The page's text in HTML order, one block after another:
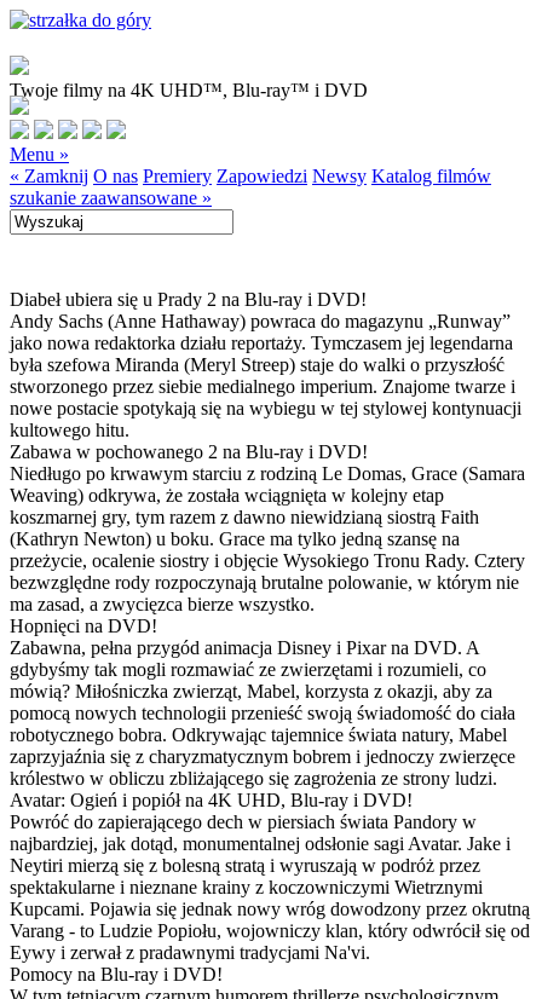
Twoje filmy na 4K UHD™, Blu-ray™ i DVD
Menu »
« Zamknij O nas Premiery Zapowiedzi Newsy Katalog filmów
szukanie zaawansowane »
Diabeł ubiera się u Prady 2 na Blu-ray i DVD!
Andy Sachs (Anne Hathaway) powraca do magazynu „Runway”
jako nowa redaktorka działu reportaży. Tymczasem jej legendarna
była szefowa Miranda (Meryl Streep) staje do walki o przyszłość
stworzonego przez siebie medialnego imperium. Znajome twarze i
nowe postacie spotykają się na wybiegu w tej stylowej kontynuacji
kultowego hitu.
Zabawa w pochowanego 2 na Blu-ray i DVD!
Niedługo po krwawym starciu z rodziną Le Domas, Grace (Samara
Weaving) odkrywa, że została wciągnięta w kolejny etap
koszmarnej gry, tym razem z dawno niewidzianą siostrą Faith
(Kathryn Newton) u boku. Grace ma tylko jedną szansę na
przeżycie, ocalenie siostry i objęcie Wysokiego Tronu Rady. Cztery
bezwzględne rody rozpoczynają brutalne polowanie, w którym nie
ma zasad, a zwycięzca bierze wszystko.
Hopnięci na DVD!
Zabawna, pełna przygód animacja Disney i Pixar na DVD. A
gdybyśmy tak mogli rozmawiać ze zwierzętami i rozumieli, co
mówią? Miłośniczka zwierząt, Mabel, korzysta z okazji, aby za
pomocą nowych technologii przenieść swoją świadomość do ciała
robotycznego bobra. Odkrywając tajemnice świata natury, Mabel
zaprzyjaźnia się z charyzmatycznym bobrem i jednoczy zwierzęce
królestwo w obliczu zbliżającego się zagrożenia ze strony ludzi.
Avatar: Ogień i popiół na 4K UHD, Blu-ray i DVD!
Powróć do zapierającego dech w piersiach świata Pandory w
najbardziej, jak dotąd, monumentalnej odsłonie sagi Avatar. Jake i
Neytiri mierzą się z bolesną stratą i wyruszają w podróż przez
spektakularne i nieznane krainy z koczowniczymi Wietrznymi
Kupcami. Pojawia się jednak nowy wróg dowodzony przez okrutną
Varang - to Ludzie Popiołu, wojowniczy klan, który odwrócił się od
Eywy i zerwał z pradawnymi tradycjami Na'vi.
Pomocy na Blu-ray i DVD!